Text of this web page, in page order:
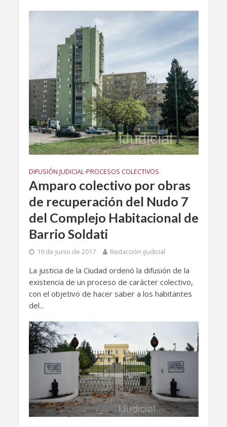
DIFUSIÓN JUDICIAL•PROCESOS COLECTIVOS
Amparo colectivo por obras
de recuperación del Nudo 7
del Complejo Habitacional de
Barrio Soldati
19 de junio de 2017 Redacción iJudicial
La justicia de la Ciudad ordenó la difusión de la
existencia de un proceso de carácter colectivo,
con el objetivo de hacer saber a los habitantes
del...